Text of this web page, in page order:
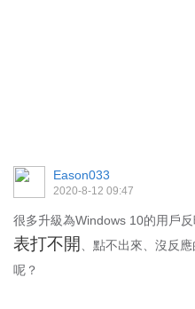
Eason033
2020-8-12 09:47
很多升級為Windows 10的用戶
表打不開
、點不出來、沒反
呢？